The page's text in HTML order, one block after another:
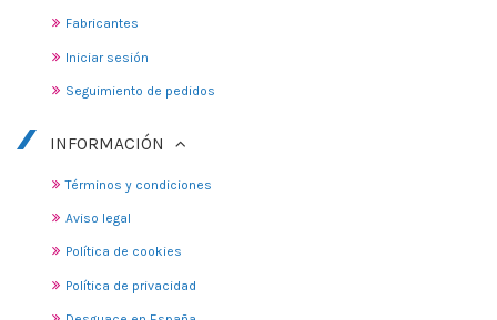
Fabricantes
Iniciar sesión
Seguimiento de pedidos
INFORMACIÓN
Términos y condiciones
Aviso legal
Política de cookies
Política de privacidad